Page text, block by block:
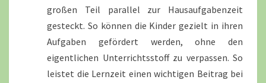
großen Teil parallel zur Hausaufgabenzeit
gesteckt. So können die Kinder gezielt in ihren
Aufgaben gefördert werden, ohne den
eigentlichen Unterrichtsstoff zu verpassen. So
leistet die Lernzeit einen wichtigen Beitrag bei